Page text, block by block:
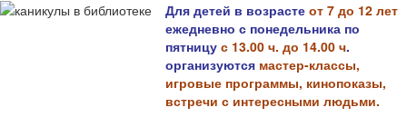
Для детей в возрасте от 7 до 12 лет
ежедневно с понедельника по
пятницу с 13.00 ч. до 14.00 ч.
организуются мастер-классы,
игровые программы, кинопоказы,
встречи с интересными людьми.